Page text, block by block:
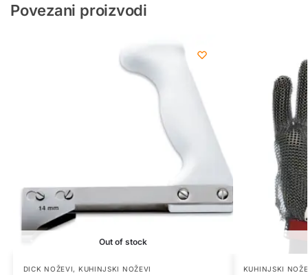
Povezani proizvodi
Out of stock
DICK NOŽEVI, KUHINJSKI NOŽEVI KUHINJSKI